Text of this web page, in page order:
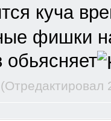
куча
фишки
обьясняет